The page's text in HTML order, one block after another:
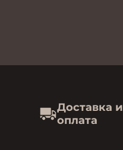
Доставка и
оплата